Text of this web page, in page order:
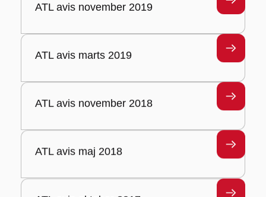
ATL avis november 2019
ATL avis marts 2019
ATL avis november 2018
ATL avis maj 2018